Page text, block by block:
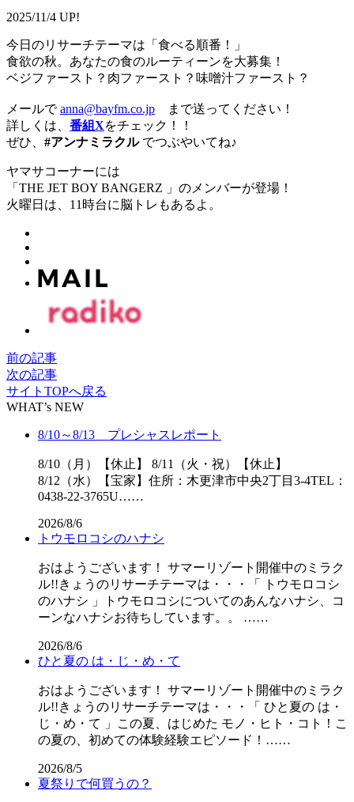
2025/11/4 UP!
今日のリサーチテーマは「食べる順番！」
食欲の秋。あなたの食のルーティーンを大募集！
ベジファースト？肉ファースト？味噌汁ファースト？
メールでanna@bayfm.co.jp まで送ってください！
詳しくは、 番組Xをチェック！！
ぜひ、 #アンナミラクルでつぶやいてね♪
ヤマサコーナーには
「THE JET BOY BANGERZ 」のメンバーが登場！
火曜日は、11時台に脳トレもあるよ。
前の記事
次の記事
サイトTOPへ戻る
WHAT’s NEW
8/10～8/13 プレシャスレポート
8/10（月）【休止】 8/11（火・祝）【休止】
8/12（水）【宝家】住所：木更津市中央2丁目3-4TEL：
0438-22-3765U……
2026/8/6
トウモロコシのハナシ
おはようございます！ サマーリゾート開催中のミラク
ル!!きょうのリサーチテーマは・・・「 トウモロコシ
のハナシ 」トウモロコシについてのあんなハナシ、コ
ーンなハナシお待ちしています。。 ……
2026/8/6
ひと夏の は・じ・め・て
おはようございます！ サマーリゾート開催中のミラク
ル!!きょうのリサーチテーマは・・・「 ひと夏の は・
じ・め・て 」この夏、はじめた モノ・ヒト・コト！こ
の夏の、初めての体験経験エピソード！……
2026/8/5
夏祭りで何買うの？